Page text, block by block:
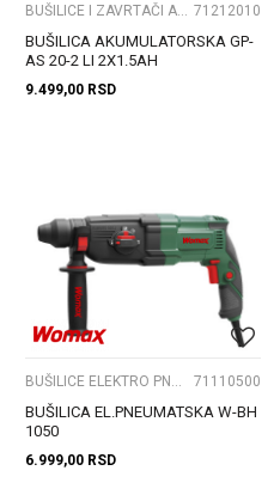
71212010
BUŠILICA AKUMULATORSKA GP-
AS 20-2 LI 2X1.5AH
9.499,00 RSD
BUŠILICE ELEKTRO PNEUMATSKE 71110500
BUŠILICA EL.PNEUMATSKA W-BH
1050
6.999,00 RSD